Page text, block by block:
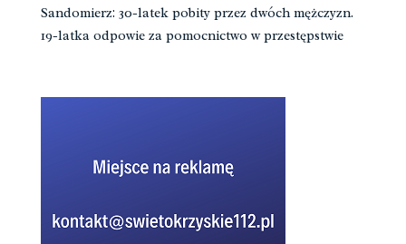
Sandomierz: 30-latek pobity przez dwóch mężczyzn.
19-latka odpowie za pomocnictwo w przestępstwie